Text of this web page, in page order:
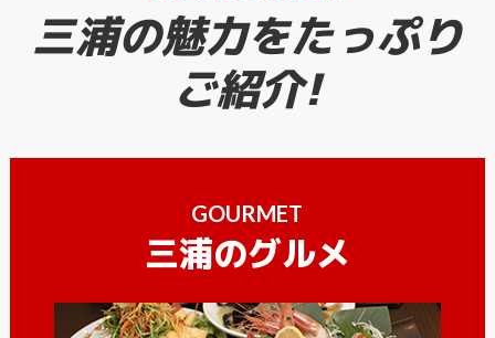
三浦の魅力をたっぷり
ご紹介!
GOURMET
三浦のグルメ